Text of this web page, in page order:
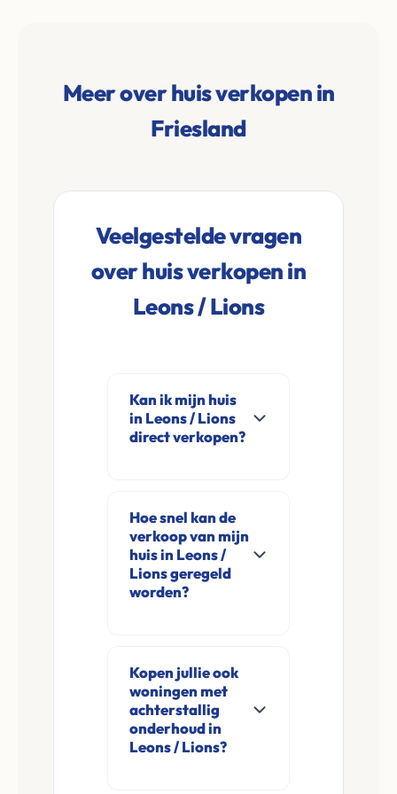
Meer over huis verkopen in
Friesland
Veelgestelde vragen
over huis verkopen in
Leons / Lions
Kan ik mijn huis
in Leons / Lions
direct verkopen?
direct aan in Leons /
Lions en omgeving.
U verkoopt
rechtstreeks aan ons
en zonder
makelaarskosten.
Hoe snel kan de
verkoop van mijn
huis in Leons /
Lions geregeld
worden?
aanvraag en
eventuele korte
opname al binnen 24
tot 48 uur een
Kopen jullie ook
woningen met
achterstallig
onderhoud in
Leons / Lions?